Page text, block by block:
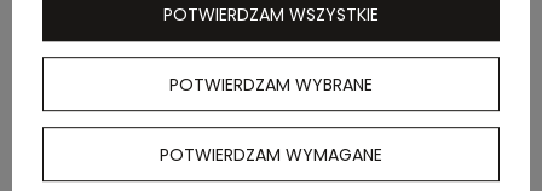
Męski bezrękawnik, kamizelka, wykonany z
poliestru pochodzącego w 100% z recyklingu,
posiada znacznik AWARE™, który gwarantuje,
że wykorzystane materiały pochodzą z
recyklingu, 2% wpływów z każdego
POTWIERDZAM WYBRANE
POTWIERDZAM WYMAGANE
POTWIERDZAM WSZYSTKIE